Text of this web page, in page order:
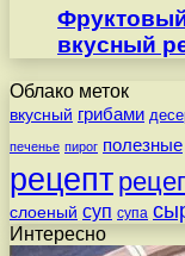
вкусный
Облако меток
вкусный грибами
печенье пирог полезные
рецепт
слоеный суп супа
Интересно